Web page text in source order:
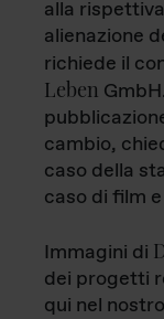
alla
alienazione
richiede il
Leben
cambio,
caso della
caso di film
Immagini di
dei progetti
qui nel